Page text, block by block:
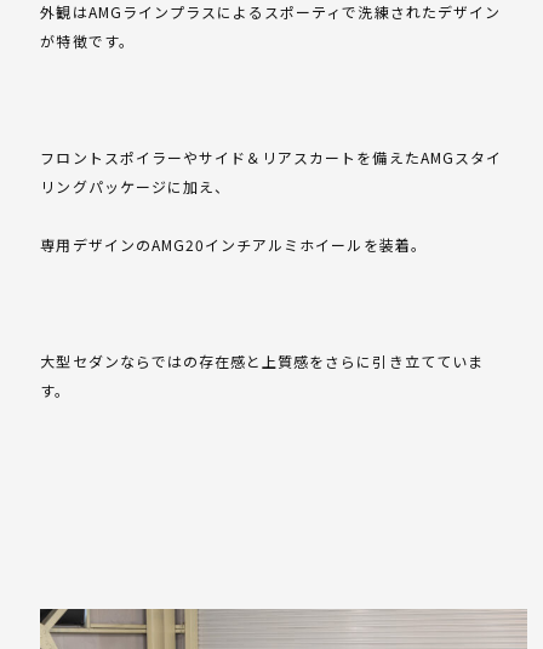
外観はAMGラインプラスによるスポーティで洗練されたデザイン
が特徴です。
フロントスポイラーやサイド＆リアスカートを備えたAMGスタイ
リングパッケージに加え、
専用デザインのAMG20インチアルミホイールを装着。
大型セダンならではの存在感と上質感をさらに引き立てていま
す。